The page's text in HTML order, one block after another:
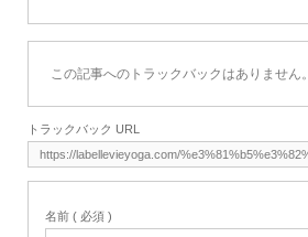
この記事へのトラックバックはありません。
トラックバック URL
名前 ( 必須 )